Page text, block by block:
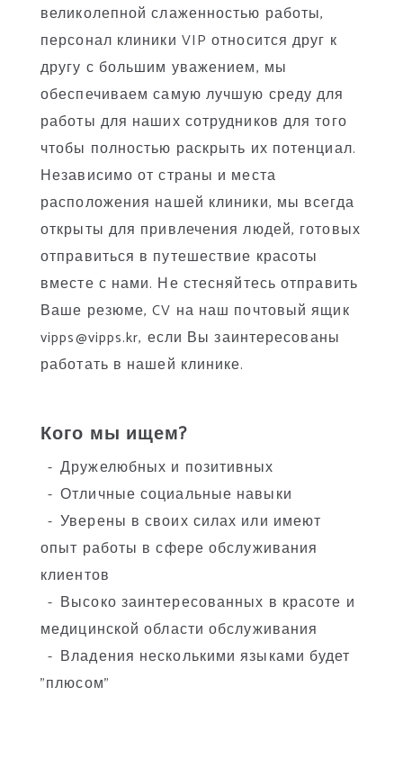
великолепной слаженностью работы,
персонал клиники VIP относится друг к
другу с большим уважением, мы
обеспечиваем самую лучшую среду для
работы для наших сотрудников для того
чтобы полностью раскрыть их потенциал.
Независимо от страны и места
расположения нашей клиники, мы всегда
открыты для привлечения людей, готовых
отправиться в путешествие красоты
вместе с нами. Не стесняйтесь отправить
Ваше резюме, CV на наш почтовый ящик
vipps@vipps.kr, если Вы заинтересованы
работать в нашей клинике.
Кого мы ищем?
Дружелюбных и позитивных
Отличные социальные навыки
Уверены в своих силах или имеют
опыт работы в сфере обслуживания
клиентов
Высоко заинтересованных в красоте и
медицинской области обслуживания
Владения несколькими языками будет
"плюсом"